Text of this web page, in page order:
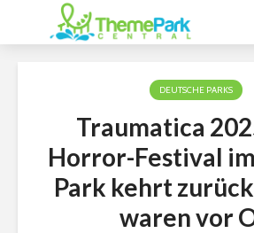
DEUTSCHE PARKS
Traumatica
Horror-Festival
Park kehrt
waren vor